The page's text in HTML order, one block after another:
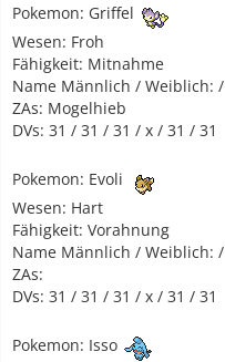
Pokemon: Griffel
Wesen: Froh
Fähigkeit: Mitnahme
Name Männlich / Weiblich: /
ZAs: Mogelhieb
DVs: 31 / 31 / 31 / x / 31 / 31
Pokemon: Evoli
Wesen: Hart
Fähigkeit: Vorahnung
Name Männlich / Weiblich: /
ZAs:
DVs: 31 / 31 / 31 / x / 31 / 31
Pokemon: Isso